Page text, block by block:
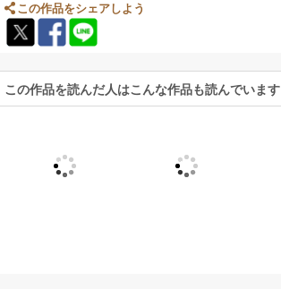
この作品をシェアしよう
この作品を読んだ人はこんな作品も読んでいます